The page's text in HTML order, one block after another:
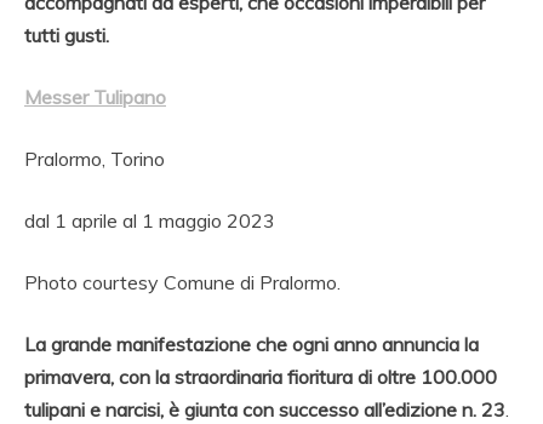
tutti gusti.
Messer Tulipano
Pralormo, Torino
dal 1 aprile al 1 maggio 2023
Photo courtesy Comune di Pralormo.
La grande manifestazione che ogni anno annuncia la
primavera, con la straordinaria fioritura di oltre 100.000
tulipani e narcisi, è giunta con successo all’edizione n. 23.